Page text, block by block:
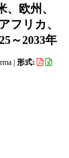
欧州、
フリカ、
～2033年
| 形式: